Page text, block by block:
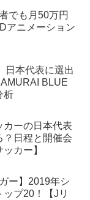
でも月50万円
アニメーション
日本代表に選出
BLUE
析
カーの日本代表
？日程と開催会
カー】
ー】2019年シ
プ20！【Jリ